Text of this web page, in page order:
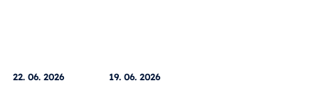
22. 06. 2026 19. 06. 2026